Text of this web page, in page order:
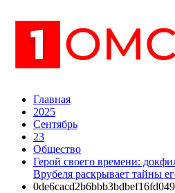
Главная
2025
Сентябрь
23
Общество
Герой своего времени:
Врубеля раскрывает тайны